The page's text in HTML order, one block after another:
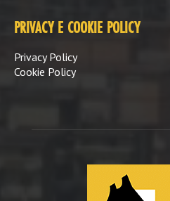
PRIVACY E COOKIE POLICY
Privacy Policy
Cookie Policy